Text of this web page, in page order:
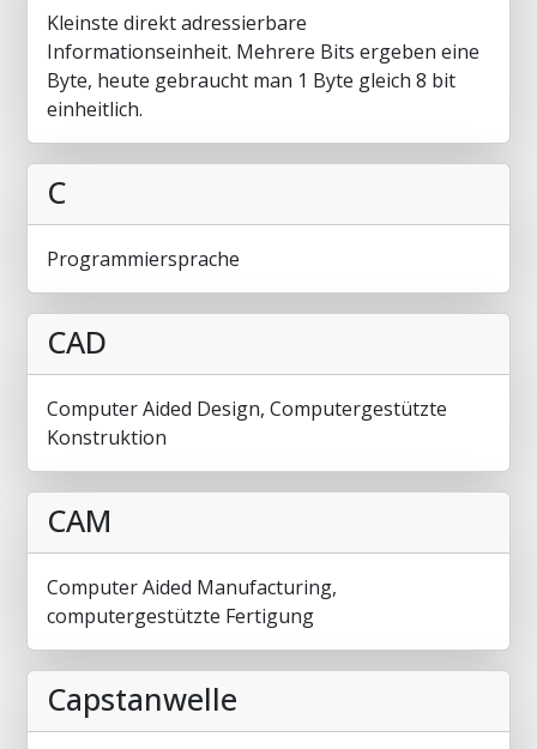
Kleinste direkt adressierbare
Informationseinheit. Mehrere Bits ergeben eine
Byte, heute gebraucht man 1 Byte gleich 8 bit
einheitlich.
C
Programmiersprache
CAD
Computer Aided Design, Computergestützte
Konstruktion
CAM
Computer Aided Manufacturing,
computergestützte Fertigung
Capstanwelle